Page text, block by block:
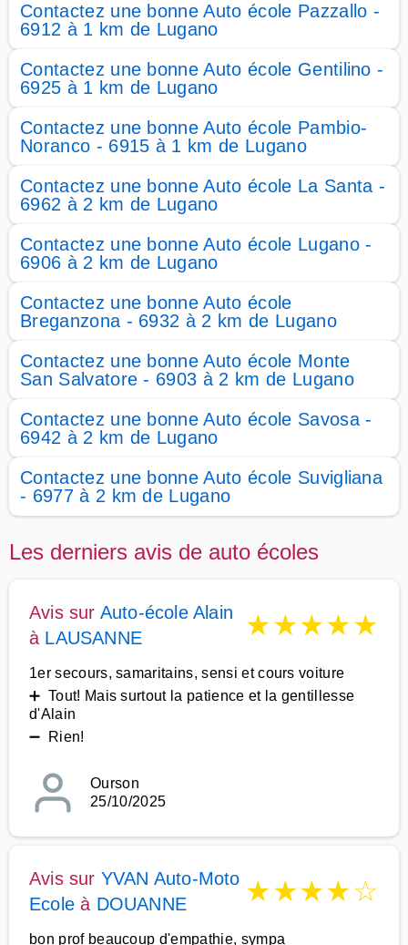
Contactez une bonne Auto école Pazzallo -
6912 à 1 km de Lugano
Contactez une bonne Auto école Gentilino -
6925 à 1 km de Lugano
Contactez une bonne Auto école Pambio-
Noranco - 6915 à 1 km de Lugano
Contactez une bonne Auto école La Santa -
6962 à 2 km de Lugano
Contactez une bonne Auto école Lugano -
6906 à 2 km de Lugano
Contactez une bonne Auto école
Breganzona - 6932 à 2 km de Lugano
Contactez une bonne Auto école Monte
San Salvatore - 6903 à 2 km de Lugano
Contactez une bonne Auto école Savosa -
6942 à 2 km de Lugano
Contactez une bonne Auto école Suvigliana
- 6977 à 2 km de Lugano
Les derniers avis de auto écoles
Avis sur Auto-école Alain
à LAUSANNE ★★★★★
1er secours, samaritains, sensi et cours voiture
➕ Tout! Mais surtout la patience et la gentillesse
d'Alain
➖ Rien!
Ourson
25/10/2025
Avis sur YVAN Auto-Moto
Ecole à DOUANNE ★★★★☆
bon prof beaucoup d'empathie, sympa